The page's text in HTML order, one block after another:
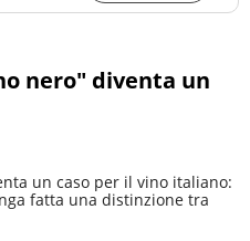
nero" diventa un
un caso per il vino italiano:
fatta una distinzione tra